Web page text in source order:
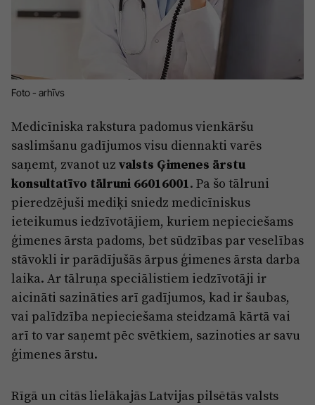
Ķekava
Ropaži
Salaspils
Saulkrasti
Sigulda
Jūrmala
Zivju fonds
Zaļā nākotne
Iedvesmai nav vecuma
Kodols
Reklāma
Par laikrakstu
Privātuma politika
Ētikas kodekss
Lietošanas noteikumi
Pārredzamības paziņojumi
Sludinājumi
Foto - arhīvs
Medicīniska rakstura padomus vienkāršu
saslimšanu gadījumos visu diennakti varēs
saņemt, zvanot uz valsts Ģimenes ārstu
konsultatīvo tālruni 66016001. Pa šo tālruni
pieredzējuši mediķi sniedz medicīniskus
ieteikumus iedzīvotājiem, kuriem nepieciešams
ģimenes ārsta padoms, bet sūdzības par veselības
stāvokli ir parādījušās ārpus ģimenes ārsta darba
laika. Ar tālruņa speciālistiem iedzīvotāji ir
aicināti sazināties arī gadījumos, kad ir šaubas,
vai palīdzība nepieciešama steidzamā kārtā vai
arī to var saņemt pēc svētkiem, sazinoties ar savu
ģimenes ārstu.
Rīgā un citās lielākajās Latvijas pilsētās valsts